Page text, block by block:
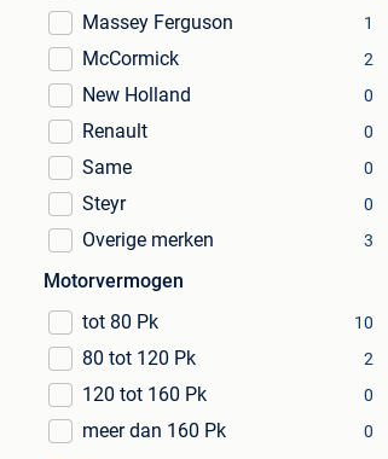
Massey Ferguson 1
McCormick 2
New Holland 0
Renault 0
Same 0
Steyr 0
Overige merken 3
Motorvermogen
tot 80 Pk
10
80 tot 120 Pk 2
120 tot 160 Pk 0
meer dan 160 Pk 0